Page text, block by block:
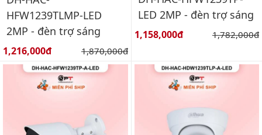
HFW1239TLMP-LED
2MP - đèn trợ sáng
Giá bán:
1,216,000đ Giá gốc:
1,870,000đ
LED 2MP - đèn trợ sáng
Giá bán:
1,158,000đ Giá gốc:
1,782,000đ